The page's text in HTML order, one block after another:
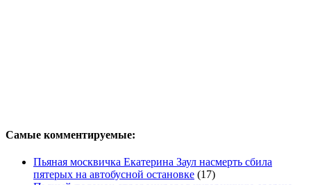
Самые комментируемые:
Пьяная москвичка Екатерина Заул насмерть сбила
пятерых на автобусной остановке (17)